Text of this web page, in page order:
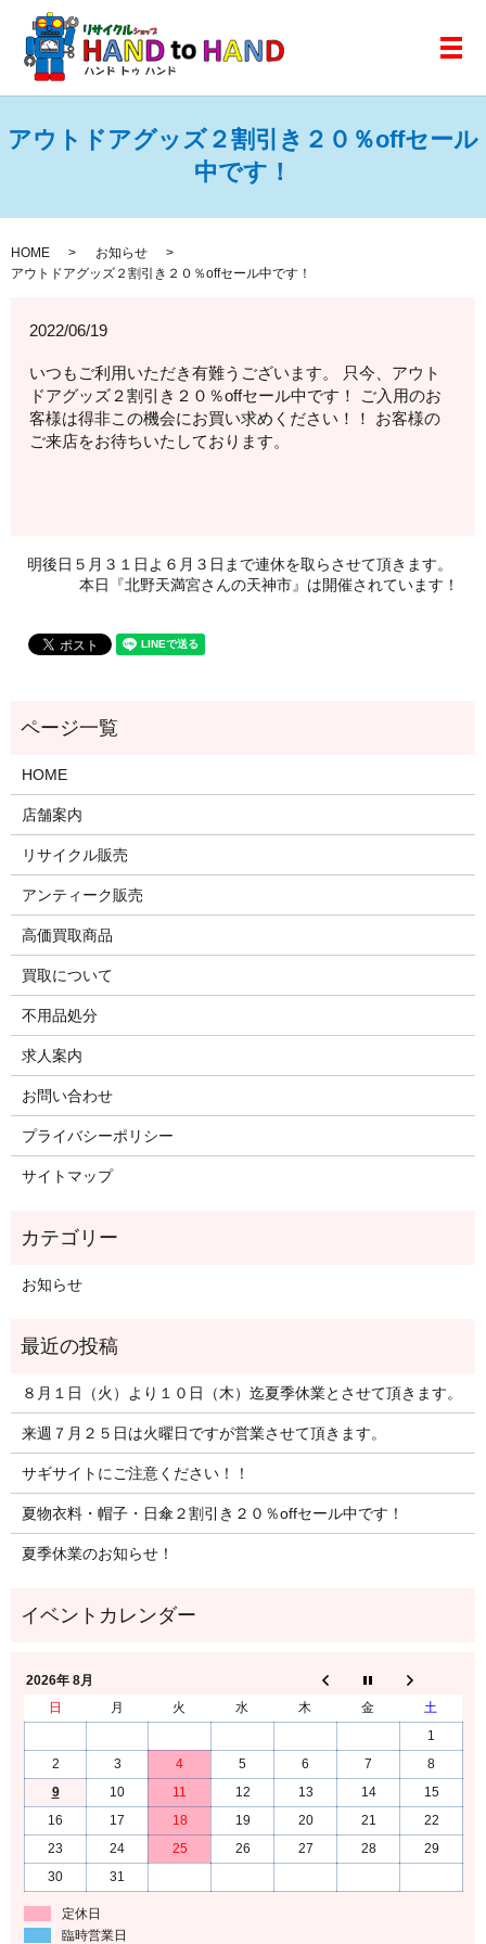
メ
アウトドアグッズ２割引き２０％offセール
中です！
HOME
お知らせ
アウトドアグッズ２割引き２０％offセール中です！
2022/06/19
いつもご利用いただき有難うございます。 只今、アウト
ドアグッズ２割引き２０％offセール中です！ ご入用のお
客様は得非この機会にお買い求めください！！ お客様の
ご来店をお待ちいたしております。
明後日５月３１日よ６月３日まで連休を取らさせて頂きます。
本日『北野天満宮さんの天神市』は開催されています！
HOME
店舗案内
リサイクル販売
アンティーク販売
高価買取商品
買取について
不用品処分
求人案内
お問い合わせ
プライバシーポリシー
サイトマップ
お知らせ
８月１日（火）より１０日（木）迄夏季休業とさせて頂きます。
来週７月２５日は火曜日ですが営業させて頂きます。
サギサイトにご注意ください！！
夏物衣料・帽子・日傘２割引き２０％offセール中です！
夏季休業のお知らせ！
2026年 8月
日
月 火 水 木 金
土
1
2
3 4 5 6 7
8
9
10 11 12 13 14
15
16
17 18 19 20 21
22
23
24 25 26 27 28
29
30
31
定休日
臨時営業日